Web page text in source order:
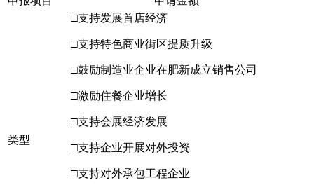
类型
□支持发展首店经济
□支持特色商业街区提质升级
□鼓励制造业企业在肥新成立销售公司
□激励住餐企业增长
□支持会展经济发展
□支持企业开展对外投资
□支持对外承包工程企业